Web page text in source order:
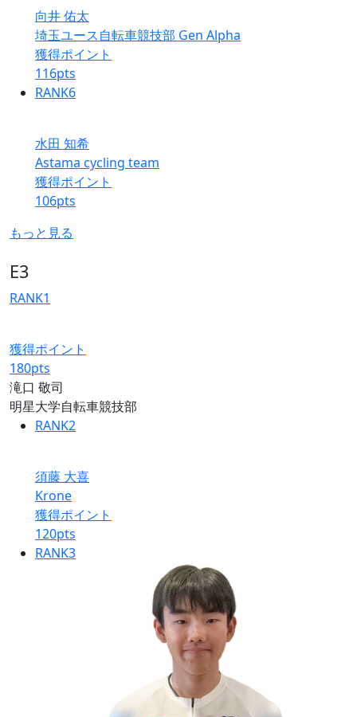
向井 佑太
埼玉ユース自転車競技部 Gen Alpha
獲得ポイント
116pts
RANK6
水田 知希
Astama cycling team
獲得ポイント
106pts
もっと見る
E3
RANK1
獲得ポイント
180pts
滝口 敬司
明星大学自転車競技部
RANK2
須藤 大喜
Krone
獲得ポイント
120pts
RANK3